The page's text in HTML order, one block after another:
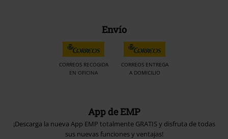
Envío
CORREOS RECOGIDA
EN OFICINA
CORREOS ENTREGA
A DOMICILIO
App de EMP
¡Descarga la nueva App EMP totalmente GRATIS y disfruta de todas
sus nuevas funciones y ventajas!